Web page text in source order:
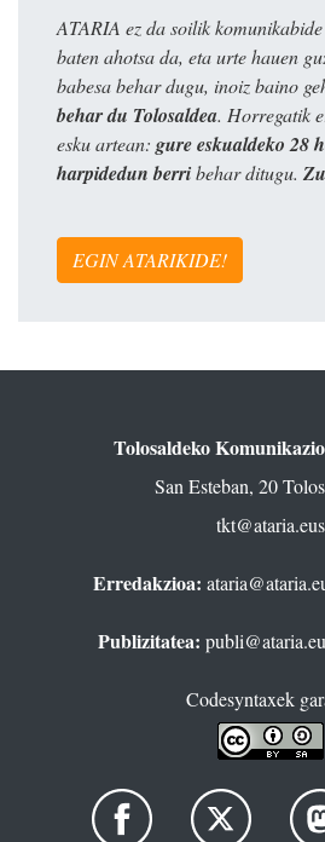
ATARIA ez da soilik
baten ahotsa da, eta urte hauen
babesa behar dugu, inoiz baino
behar du Tolosaldea. Horregatik
esku artean: gure eskualdeko 28
harpidedun berribehar ditugu.
EGIN ATARIKIDE!
Tolosaldeko
San Esteban, 20
tkt@ataria.eus
Erredakzioa:
Publizitatea:
Codesyntaxek